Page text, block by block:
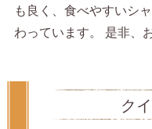
も良く、食べやすいシ
わっています。 是非、
ク